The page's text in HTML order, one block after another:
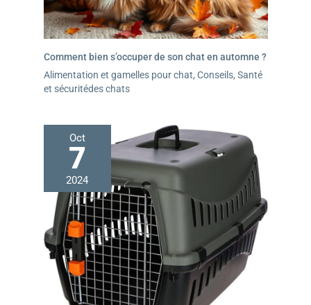
Comment bien s’occuper de son chat en automne ?
Alimentation et gamelles pour chat, Conseils, Santé
et sécuritédes chats
Oct
7
2024